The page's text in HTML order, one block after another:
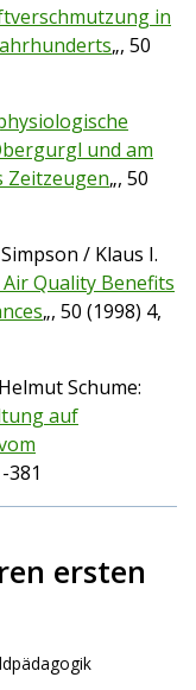
in
„, 50
und am
Zeitzeugen„, 50
/ Klaus I.
Quality Benefits
„, 50 (1998) 4,
Schume:
auf
381
ersten